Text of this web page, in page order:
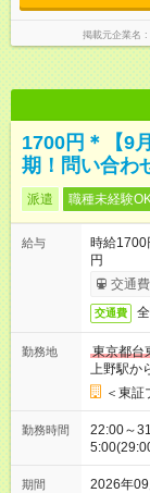
掲載元企業名
1700円＊【9
期！問い合わ
派遣 職種未経験
給与
時給
円
交通
交通費
勤務地
東京都台
上野駅か
＜東
勤務時間
22:00～
～17:15
期間 2026年